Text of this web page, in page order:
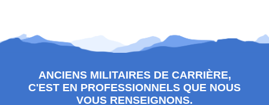
ANCIENS MILITAIRES DE CARRIÈRE,
C'EST EN PROFESSIONNELS QUE NOUS
VOUS RENSEIGNONS.